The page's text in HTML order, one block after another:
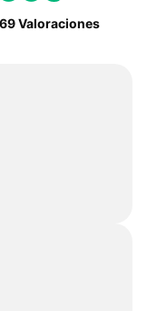
Valoraciones